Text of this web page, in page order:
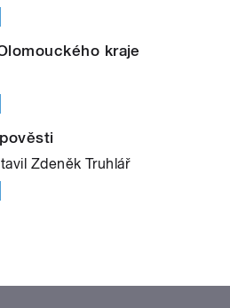
kraje
Zdeněk Truhlář